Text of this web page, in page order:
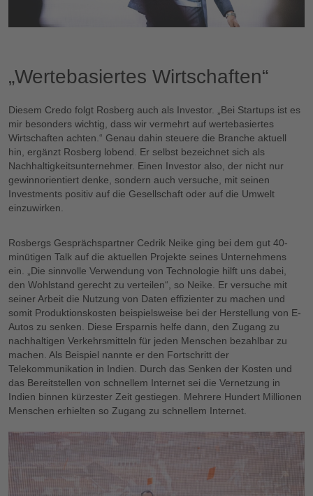
„Wertebasiertes Wirtschaften“
Diesem Credo folgt Rosberg auch als Investor. „Bei Startups ist es
mir besonders wichtig, dass wir vermehrt auf wertebasiertes
Wirtschaften achten.“ Genau dahin steuere die Branche aktuell
hin, ergänzt Rosberg lobend. Er selbst bezeichnet sich als
Nachhaltigkeitsunternehmer. Einen Investor also, der nicht nur
gewinnorientiert denke, sondern auch versuche, mit seinen
Investments positiv auf die Gesellschaft oder auf die Umwelt
einzuwirken.
Rosbergs Gesprächspartner Cedrik Neike ging bei dem gut 40-
minütigen Talk auf die aktuellen Projekte seines Unternehmens
ein. „Die sinnvolle Verwendung von Technologie hilft uns dabei,
den Wohlstand gerecht zu verteilen“, so Neike. Er versuche mit
seiner Arbeit die Nutzung von Daten effizienter zu machen und
somit Produktionskosten beispielsweise bei der Herstellung von E-
Autos zu senken. Diese Ersparnis helfe dann, den Zugang zu
nachhaltigen Verkehrsmitteln für jeden Menschen bezahlbar zu
machen. Als Beispiel nannte er den Fortschritt der
Telekommunikation in Indien. Durch das Senken der Kosten und
das Bereitstellen von schnellem Internet sei die Vernetzung in
Indien binnen kürzester Zeit gestiegen. Mehrere Hundert Millionen
Menschen erhielten so Zugang zu schnellem Internet.